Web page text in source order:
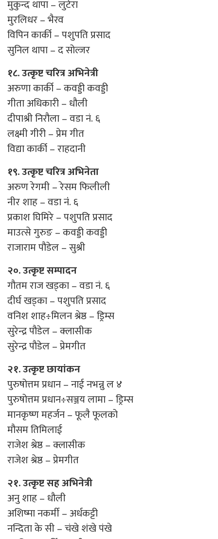
मुकुन्द थापा – लुटेरा
मुरलिधर – भैरव
विपिन कार्की – पशुपति प्रसाद
सुनिल थापा – द सोल्जर
१८. उत्कृष्ट चरित्र अभिनेत्री
अरुणा कार्की – कवड्डी कवड्डी
गीता अधिकारी – धौली
दीपाश्री निरौला – वडा नं. ६
लक्ष्मी गीरी – प्रेम गीत
विद्या कार्की – राहदानी
१९. उत्कृष्ट चरित्र अभिनेता
अरुण रेगमी – रेसम फिलीली
नीर शाह – वडा नंं. ६
प्रकाश घिमिरे – पशुपति प्रसाद
माउत्से गुरुङ – कवड्डी कवड्डी
राजाराम पौडेल – सुश्री
२०. उत्कृष्ट सम्पादन
गौतम राज खड्का – वडा नं. ६
दीर्घ खड्का – पशुपति प्रसाद
वनिश शाह÷मिलन श्रेष्ठ – ड्रिम्स
सुरेन्द्र पौडेल – क्लासीक
सुरेन्द्र पौडेल – प्रेमगीत
२१. उत्कृष्ट छायांकन
पुरुषोत्तम प्रधान – नाई नभन्नु ल ४
पुरुषोत्तम प्रधान÷सञ्जय लामा – ड्रिम्स
मानकृष्ण महर्जन – फूलै फूलको
मौसम तिमिलाई
राजेश श्रेष्ठ – क्लासीक
राजेश श्रेष्ठ – प्रेमगीत
२१. उत्कृष्ट सह अभिनेत्री
अनु शाह – धौली
अशिष्मा नकर्मी – अर्धकट्टी
नन्दिता के सी – चंखे शंखे पंखे